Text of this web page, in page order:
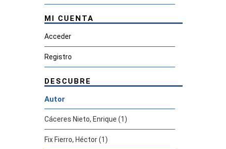
MI CUENTA
Acceder
Registro
DESCUBRE
Autor
Cáceres Nieto, Enrique (1)
Fix Fierro, Héctor (1)